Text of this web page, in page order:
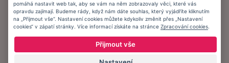
Přijímáme platby:
pomáhá nastavit web tak, aby se vám na něm zobrazovaly věci, které vás
opravdu zajímají. Budeme rády, když nám dáte souhlas, který vyjádříte kliknutím
na „Přijmout vše“. Nastavení cookies můžete kdykoliv změnit přes „Nastavení
cookies“ v zápatí stránky. Více informací získáte na stránce Zpracování cookies
Přijmout vše